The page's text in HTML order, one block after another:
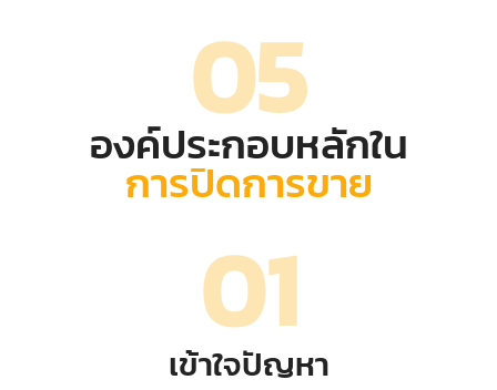
05
องค์ประกอบหลักใน
การปิดการขาย
01
เข้าใจปัญหา